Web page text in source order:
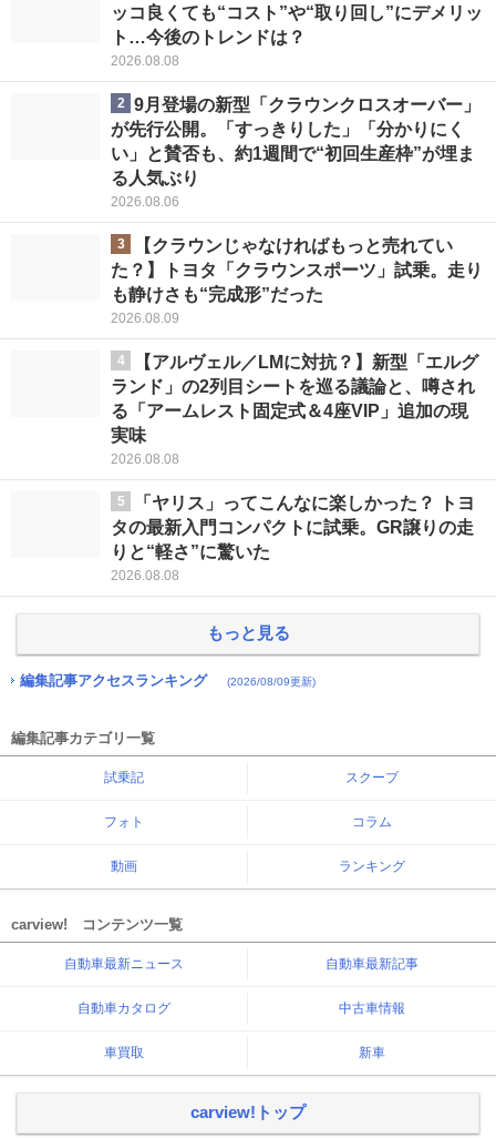
ッコ良くても“コスト”や“取り回し”にデメリッ
ト…今後のトレンドは？
2026.08.08
2
9月登場の新型「クラウンクロスオーバー」
が先行公開。「すっきりした」「分かりにく
い」と賛否も、約1週間で“初回生産枠”が埋ま
る人気ぶり
2026.08.06
3
【クラウンじゃなければもっと売れてい
た？】トヨタ「クラウンスポーツ」試乗。走り
も静けさも“完成形”だった
2026.08.09
4
【アルヴェル／LMに対抗？】新型「エルグ
ランド」の2列目シートを巡る議論と、噂され
る「アームレスト固定式＆4座VIP」追加の現
実味
2026.08.08
5
「ヤリス」ってこんなに楽しかった？ トヨ
タの最新入門コンパクトに試乗。GR譲りの走
りと“軽さ”に驚いた
2026.08.08
もっと見る
編集記事アクセスランキング (2026/08/09更新)
編集記事カテゴリ一覧
試乗記 スクープ
フォト コラム
動画 ランキング
carview! コンテンツ一覧
自動車最新ニュース 自動車最新記事
自動車カタログ 中古車情報
車買取 新車
carview!トップ